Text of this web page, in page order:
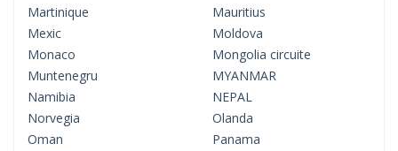
Martinique
Mauritius
Mexic
Moldova
Monaco
Mongolia circuite
Muntenegru
MYANMAR
Namibia
NEPAL
Norvegia
Olanda
Oman
Panama